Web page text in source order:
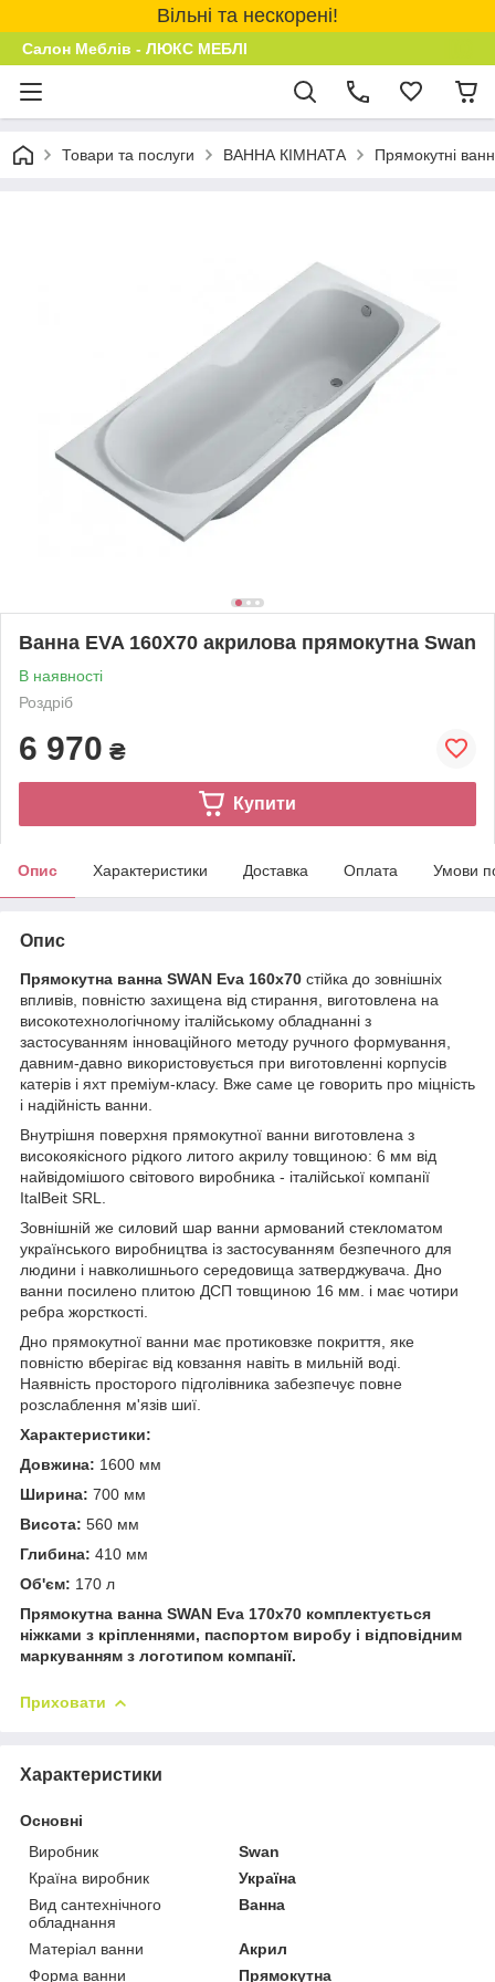
Вільні та нескорені!
Салон Меблів - ЛЮКС МЕБЛІ
Товари та послуги ВАННА КІМНАТА Прямокутні
Ванна EVA 160Х70 акрилова прямокутна Swan
В наявності
Роздріб
6 970 ₴
Купити
Опис Характеристики Доставка Оплата Умови
Опис
Прямокутна ванна SWAN Eva 160х70 стійка до зовнішніх
впливів, повністю захищена від стирання, виготовлена на
високотехнологічному італійському обладнанні з
застосуванням інноваційного методу ручного формування,
давним-давно використовується при виготовленні корпусів
катерів і яхт преміум-класу. Вже саме це говорить про міцність
і надійність ванни.
Внутрішня поверхня прямокутної ванни виготовлена з
високоякісного рідкого литого акрилу товщиною: 6 мм від
найвідомішого світового виробника - італійської компанії
ItalBeit SRL.
Зовнішній же силовий шар ванни армований cтекломатом
українського виробництва із застосуванням безпечного для
людини і навколишнього середовища затверджувача. Дно
ванни посилено плитою ДСП товщиною 16 мм. і має чотири
ребра жорсткості.
Дно прямокутної ванни має протиковзке покриття, яке
повністю вберігає від ковзання навіть в мильній воді.
Наявність просторого підголівника забезпечує повне
розслаблення м'язів шиї.
Характеристики:
Довжина: 1600 мм
Ширина: 700 мм
Висота: 560 мм
Глибина: 410 мм
Об'єм: 170 л
Прямокутна ванна SWAN Eva 170х70 комплектується
ніжками з кріпленнями, паспортом виробу і відповідним
маркуванням з логотипом компанії.
Приховати
Характеристики
Основні
Виробник
Swan
Країна виробник
Україна
Вид сантехнічного
обладнання
Ванна
Матеріал ванни
Акрил
Форма ванни
Прямокутна